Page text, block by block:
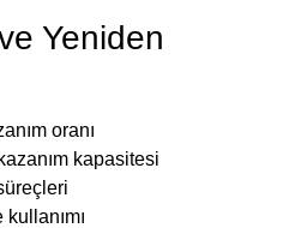
Yeniden
oranı
kapasitesi